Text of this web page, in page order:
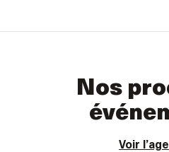
Nos
Voir